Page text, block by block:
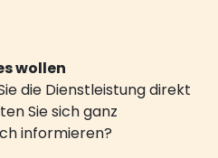
wollen
die Dienstleistung direkt
Sie sich ganz
informieren?